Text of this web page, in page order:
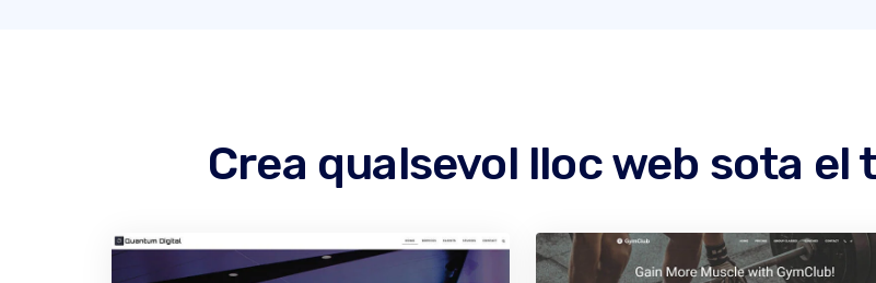
Crea qualsevol lloc web sota el